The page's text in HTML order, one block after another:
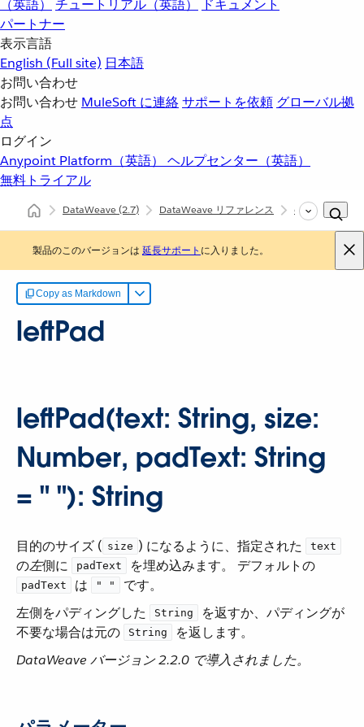
（英語）
チュートリアル（英語）
ドキュメント
パートナー
表示言語
English (Full site) 日本語
お問い合わせ
お問い合わせ MuleSoft に連絡サポートを依頼 グローバル拠
点
ログイン
Anypoint Platform（英語） ヘルプセンター（英語）
無料トライアル
DataWeave(2.7) DataWeave リファレンス
製品のこのバージョンは 延長サポート に入りました。
Copy as Markdown
leftPad
leftPad(text: String, size:
Number, padText: String
= " "): String
目的のサイズ (​ size ​) になるように、指定された ​ text
の​左​側に ​ padText ​ を埋め込みます。 デフォルトの ​
padText ​ は ​ " "
​ です。
左側をパディングした ​
String
​ を返すか、パディングが
不要な場合は元の ​
String
​ を返します。
DataWeave バージョン 2.2.0 で導入されました。